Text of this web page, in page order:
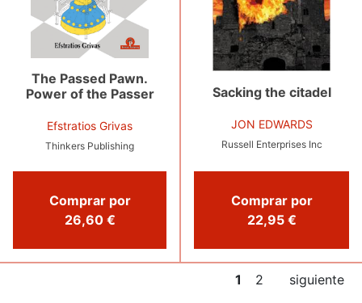
The Passed Pawn.
Power of the Passer
Efstratios Grivas
Thinkers Publishing
Comprar por
26,60 €
Sacking the citadel
JON EDWARDS
Russell Enterprises Inc
Comprar por
22,95 €
1 2 siguiente